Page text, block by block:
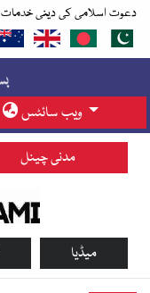
دعوت اسلامی کی دینی
ویب سائٹس
مدنی چینل
میڈیا